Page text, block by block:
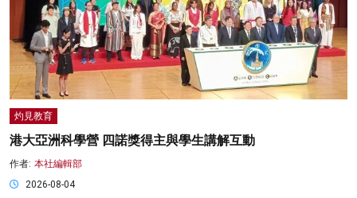
灼見教育
港大亞洲科學營 四諾獎得主與學生講解互動
作者: 本社編輯部
2026-08-04